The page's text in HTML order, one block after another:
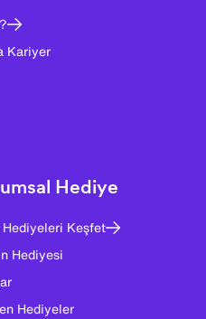
Kariyer
Hediye
Keşfet
Hediyesi
Hediyeler